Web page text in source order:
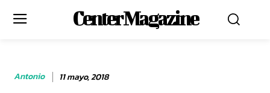
Center Magazine
Antonio 11 mayo, 2018